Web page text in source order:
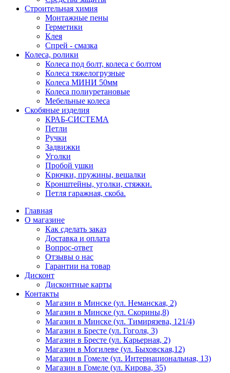
Строительная химия
Монтажные пены
Герметики
Клея
Спрей - смазка
Колеса, ролики
Колеса под болт, колеса с болтом
Колеса тяжелогрузные
Колеса МИНИ 50мм
Колеса полиуретановые
Мебельные колеса
Скобяные изделия
КРАБ-СИСТЕМА
Петли
Ручки
Задвижки
Уголки
Пробой ушки
Kрючки, пружины, вешалки
Кронштейны, уголки, стяжки.
Петля гаражная, скоба.
Главная
О магазине
Как сделать заказ
Доставка и оплата
Вопрос-ответ
Отзывы о нас
Гарантии на товар
Дисконт
Дисконтные карты
Контакты
Магазин в Минске (ул. Неманская, 2)
Магазин в Минске (ул. Скорины,8)
Магазин в Минске (ул. Тимирязева, 121/4)
Магазин в Бресте (ул. Гоголя, 3)
Магазин в Бресте (ул. Карьерная, 2)
Магазин в Могилеве (ул. Быховская,12)
Магазин в Гомеле (ул. Интернациональная, 13)
Магазин в Гомеле (ул. Кирова, 35)